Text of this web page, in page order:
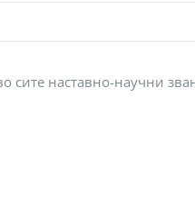
сите наставно-научни